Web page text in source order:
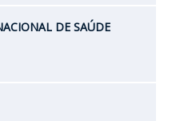
DE SAÚDE